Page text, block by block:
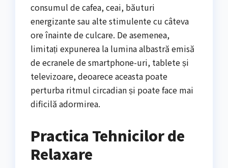
consumul de cafea, ceai, băuturi
energizante sau alte stimulente cu câteva
ore înainte de culcare. De asemenea,
limitați expunerea la lumina albastră emisă
de ecranele de smartphone-uri, tablete și
televizoare, deoarece aceasta poate
perturba ritmul circadian și poate face mai
dificilă adormirea.
Practica Tehnicilor de
Relaxare